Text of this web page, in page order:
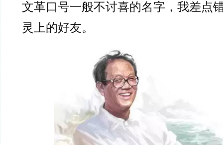
文革口号一般不讨喜的名字，我差点
灵上的好友。